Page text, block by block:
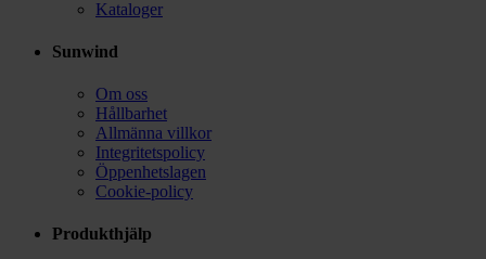
Kataloger
Sunwind
Om oss
Hållbarhet
Allmänna villkor
Integritetspolicy
Öppenhetslagen
Cookie-policy
Produkthjälp